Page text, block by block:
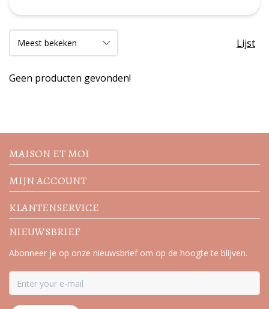
Lijst
Geen producten gevonden!
acties
MAISON ET MOI
MIJN ACCOUNT
KLANTENSERVICE
NIEUWSBRIEF
Abonneer je op onze nieuwsbrief om op de hoogte te blijven.